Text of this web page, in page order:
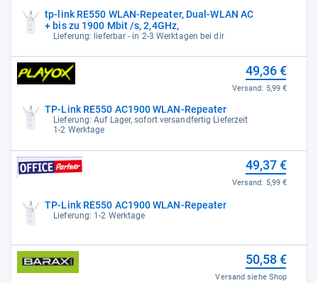
tp-link RE550 WLAN-Repeater, Dual-WLAN AC
+ bis zu 1900 Mbit /s, 2,4GHz,
Lieferung: lieferbar - in 2-3 Werktagen bei dir
TP-Link RE550 AC1900 WLAN-Repeater
Lieferung: Auf Lager, sofort versandfertig Lieferzeit
1-2 Werktage
49,36 €
Versand: 5,99 €
TP-Link RE550 AC1900 WLAN-Repeater
Lieferung: 1-2 Werktage
49,37 €
Versand: 5,99 €
50,58 €
Versand siehe Shop